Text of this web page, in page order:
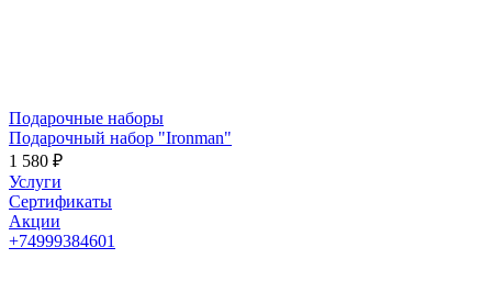
Подарочные наборы
Подарочный набор "Ironman"
1 580 ₽
Услуги
Сертификаты
Акции
+74999384601